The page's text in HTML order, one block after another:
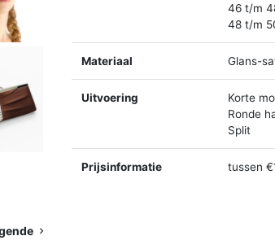
46 t/m
48 t/m
Materiaal Glans-
Uitvoering
Korte
Ronde
Split
Prijsinformatie tussen